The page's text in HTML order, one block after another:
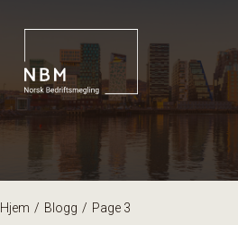
Hjem / Blogg / Page 3